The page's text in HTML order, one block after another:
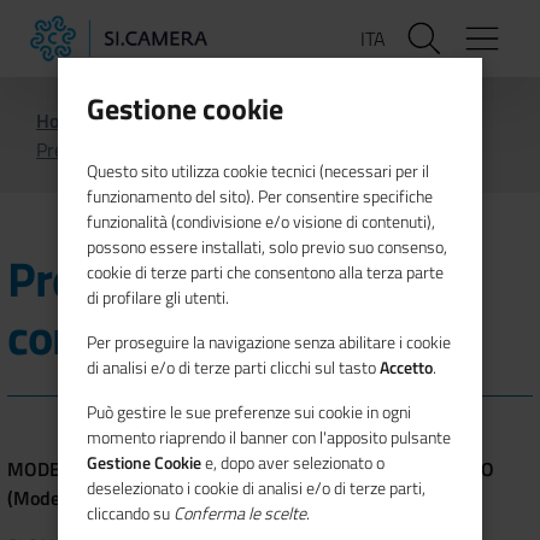
Salta
ITA
Home Società trasparente
Prevenzione della corruzione
Prevenzione della
corruzione
MODELLO DI ORGANIZZAZIONE, GESTIONE E CONTROLLO
(Modello 231 o MOG) ex d.lgs. n. 231/2001
Gestione cookie
Questo sito utilizza cookie tecnici (necessari per il
funzionamento del sito). Per consentire specifiche
funzionalità (condivisione e/o visione di contenuti),
possono essere installati, solo previo suo consenso,
cookie di terze parti che consentono alla terza parte
di profilare gli utenti.
Per proseguire la navigazione senza abilitare i cookie
di analisi e/o di terze parti clicchi sul tastoAccetto.
Può gestire le sue preferenze sui cookie in ogni
momento riaprendo il banner con l'apposito pulsante
Gestione Cookiee, dopo aver selezionato o
deselezionato i cookie di analisi e/o di terze parti,
cliccando suConferma le scelte.